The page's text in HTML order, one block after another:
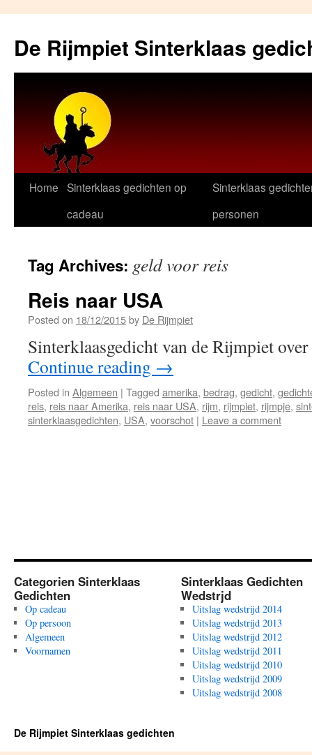
content
De Rijmpiet Sinterklaas
Home Sinterklaas gedichten op
cadeau
Sinterklaas
personen
Tag Archives: geld voor reis
Reis naar USA
Posted on 18/12/2015by De Rijmpiet
Sinterklaasgedicht van de Rijmpiet
Continue reading →
Posted in Algemeen | Tagged amerika, bedrag, gedicht,
reis, reis naar Amerika, reis naar USA, rijm, rijmpiet, rijmpje,
sinterklaasgedichten, USA, voorschot | Leave a comment
Categorien Sinterklaas
Gedichten
Op cadeau
Op persoon
Algemeen
Voornamen
Sinterklaas Gedichten
Wedstrjd
Uitslag wedstrijd 2014
Uitslag wedstrijd 2013
Uitslag wedstrijd 2012
Uitslag wedstrijd 2011
Uitslag wedstrijd 2010
Uitslag wedstrijd 2009
Uitslag wedstrijd 2008
De Rijmpiet Sinterklaas gedichten